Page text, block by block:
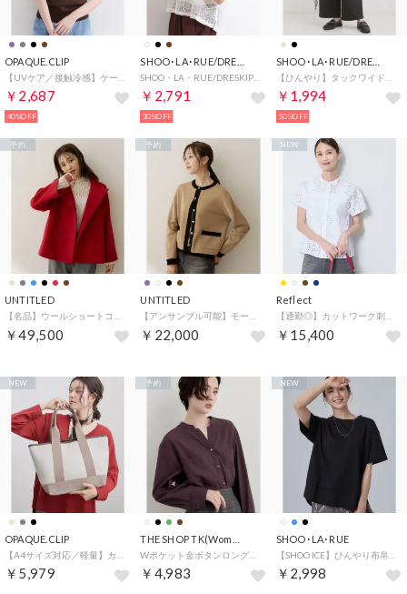
OPAQUE.CLIP
￥2,687
40%OFF
￥2,791
30%OFF
SHOO･LA･RUE/DRESKIP
￥1,994
50%OFF
UNTITLED
￥49,500
予約
UNTITLED
￥22,000
予約
Reflect
￥15,400
NEW
OPAQUE.CLIP
￥5,979
NEW
￥4,983
予約
SHOO･LA･RUE
￥2,998
NEW